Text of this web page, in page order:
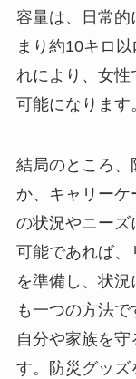
容量は、日常的
まり約10キロ
れにより、女
可能になります
結局のところ、
か、キャリーケ
の状況やニーズ
可能であれば
を準備し、状
も一つの方法
自分や家族を
す。防災グッズ